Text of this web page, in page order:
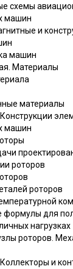
схемы
машин
и
машин
Материалы
материалы
машин
роторов
роторов
формулы для
нагрузках
роторов.
и